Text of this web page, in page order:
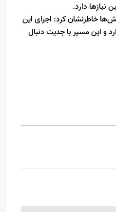
دارد.
خاطرنشان کرد: اجرای این
و این مسیر با جدیت دنبال